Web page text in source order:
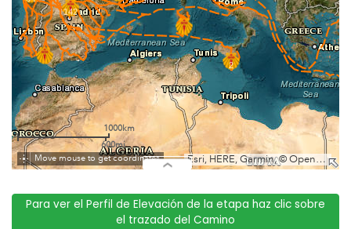
Para ver el Perfil de Elevación de la etapa haz clic sobre
el trazado del Camino